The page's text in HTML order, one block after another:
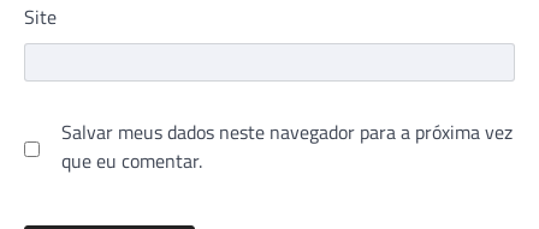
Site
Salvar meus dados neste navegador para a próxima vez
que eu comentar.